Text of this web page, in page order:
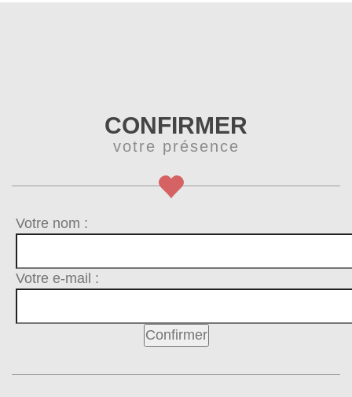
CONFIRMER
votre présence
Votre nom :
Votre e-mail :